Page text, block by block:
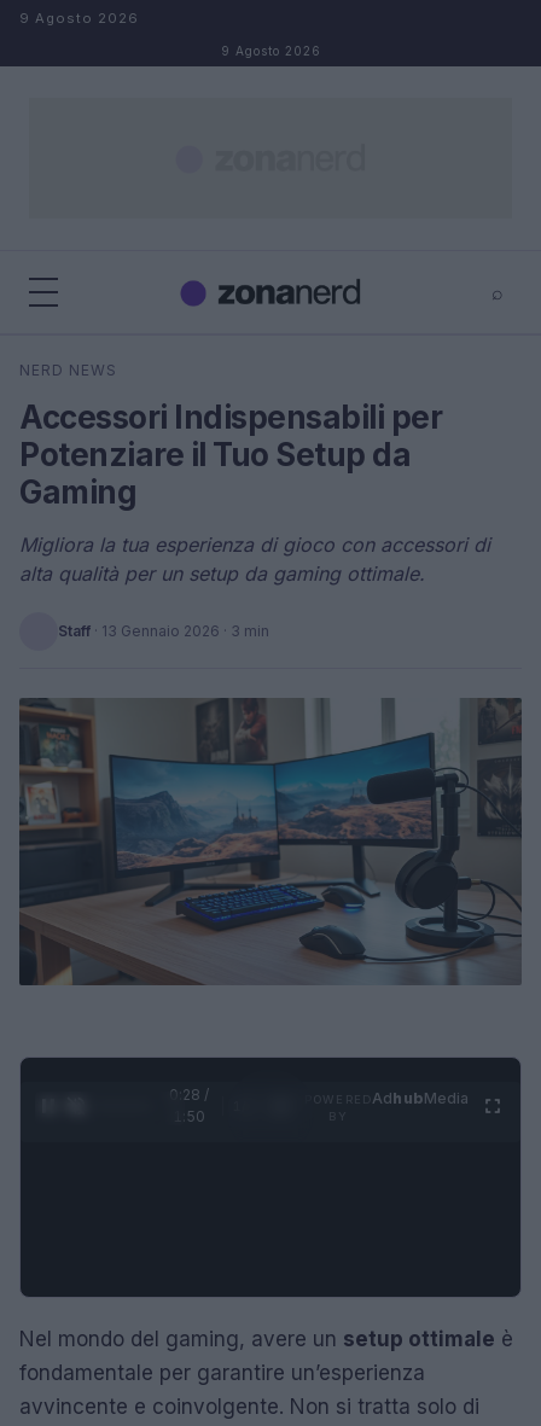
Salta al contenuto
9 Agosto 2026
9 Agosto 2026
⌕
Cerca
NERD NEWS
Accessori Indispensabili per
Potenziare il Tuo Setup da
Gaming
Migliora la tua esperienza di gioco con accessori di
alta qualità per un setup da gaming ottimale.
Staff · 13 Gennaio 2026 · 3 min
0:29 /
1:50
AdhubMedia
Nel mondo del gaming, avere un setup ottimale è
fondamentale per garantire un’esperienza
avvincente e coinvolgente. Non si tratta solo di